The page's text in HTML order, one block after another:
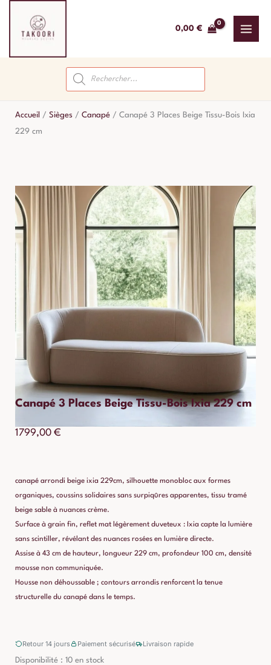
contenu
0,00 €
Recherche
de
produits
Accueil / Sièges / Canapé / Canapé 3 Places Beige Tissu-Bois Ixia
229 cm
Canapé 3 Places Beige Tissu-Bois Ixia 229 cm
1799,00 €
canapé arrondi beige ixia 229cm, silhouette monobloc aux formes
organiques, coussins solidaires sans surpiqûres apparentes, tissu tramé
beige sable à nuances crème.
Surface à grain fin, reflet mat légèrement duveteux : Ixia capte la lumière
sans scintiller, révélant des nuances rosées en lumière directe.
Assise à 43 cm de hauteur, longueur 229 cm, profondeur 100 cm, densité
mousse non communiquée.
Housse non déhoussable ; contours arrondis renforcent la tenue
structurelle du canapé dans le temps.
Retour 14 jours Paiement sécurisé Livraison rapide
Disponibilité : 10 en stock
quantité